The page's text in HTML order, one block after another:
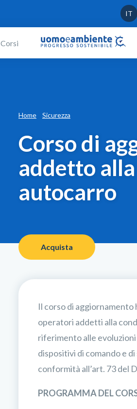
IT
Corsi
Home Sicurezza
Corso di
addetto
autocarro
Acquista
Il corso di aggiornamento
operatori addetti alla
riferimento alle
dispositivi di comando e
conformità all’art. 73 del
PROGRAMMA DEL